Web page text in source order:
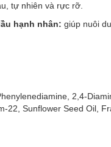
tự nhiên và rực rỡ.
hạnh nhân: giúp nuôi
2,4-
22, Sunflower Seed Oil,